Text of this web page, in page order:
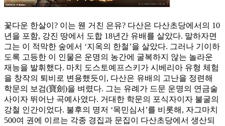
꽃다운 한살이? 이는 웬 거친 은유? 다산은 다산초당에서의 10
년을 포함, 강진 땅에서 도합 18년간 유배를 살았다. 말하자면
그는 이 적막한 숲에서 ‘지옥의 한철’을 살았다. 그러나 기이하
도록 고등한 이 인물은 운명의 농간에 굴복하지 않는 놀라운
재능을 발휘했다. 마치 도스토예프스키가 시베리아 유형 체험
을 창작의 퇴비로 변용했듯이, 다산은 유배의 고난을 정련해
학문의 보검(寶劍)을 벼렸다. 그는 유례가 드문 운명의 연금술
사이자 뛰어난 곡예사였다. 거대한 학문의 포식자이자 불굴의
강철 인간이었다. 불후의 명저 ‘목민심서’를 비롯해, 자그마치
500여 권에 이르는 각종 경집과 문집이 다산초당에서 생산되